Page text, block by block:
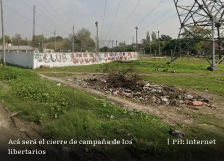
Acá será el cierre de campaña de los
libertarios
| PH: Internet